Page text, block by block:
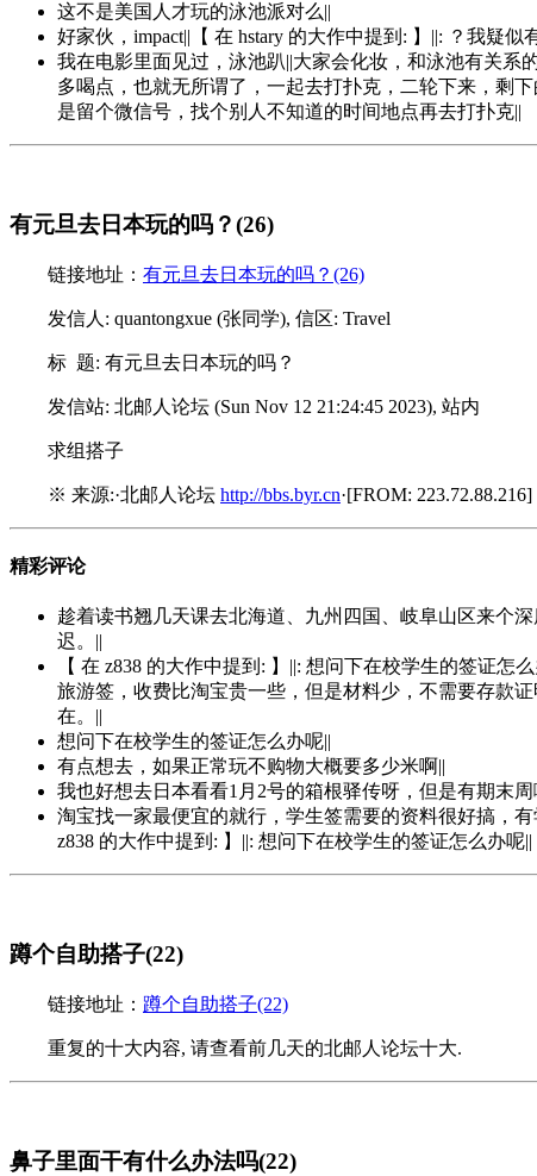
这不是美国人才玩的泳池派对么||
好家伙，impact||【 在 hstary 的大作中提到: 】||: ？我疑似
我在电影里面见过，泳池趴||大家会化妆，和泳池有关系
多喝点，也就无所谓了，一起去打扑克，二轮下来，剩
是留个微信号，找个别人不知道的时间地点再去打扑克||
有元旦去日本玩的吗？(26)
链接地址： 有元旦去日本玩的吗？(26)
发信人: quantongxue (张同学), 信区: Travel
标 题: 有元旦去日本玩的吗？
发信站: 北邮人论坛 (Sun Nov 12 21:24:45 2023), 站内
求组搭子
※ 来源:·北邮人论坛 http://bbs.byr.cn·[FROM: 223.72.88.216]
精彩评论
趁着读书翘几天课去北海道、九州四国、岐阜山区来个
迟。||
【 在 z838 的大作中提到: 】||: 想问下在校学生的签证
旅游签，收费比淘宝贵一些，但是材料少，不需要存款
在。||
想问下在校学生的签证怎么办呢||
有点想去，如果正常玩不购物大概要多少米啊||
我也好想去日本看看1月2号的箱根驿传呀，但是有期末周
淘宝找一家最便宜的就行，学生签需要的资料很好搞，
z838 的大作中提到: 】||: 想问下在校学生的签证怎么办呢||
蹲个自助搭子(22)
链接地址： 蹲个自助搭子(22)
重复的十大内容, 请查看前几天的北邮人论坛十大.
鼻子里面干有什么办法吗(22)